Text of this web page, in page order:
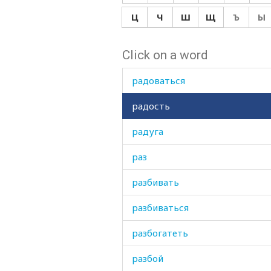
Ц Ч Ш Щ Ъ Ы
Click on a word
равноденствие
равный
ради
радоваться
радость
радуга
раз
разбивать
разбиваться
разбогатеть
разбой